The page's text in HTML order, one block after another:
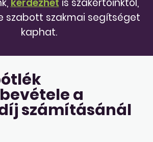
kérdezhet is szakértőinktől,
szabott szakmai segítséget
kaphat.
a
számításánál